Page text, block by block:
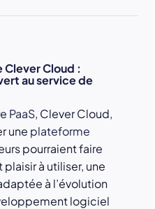
Cloud :
au service de
PaaS, Clever Cloud,
une plateforme
pourraient faire
à utiliser, une
à l’évolution
logiciel